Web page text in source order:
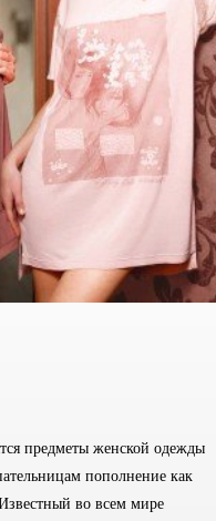
предметы женской одежды
пополнение как
во всем мире